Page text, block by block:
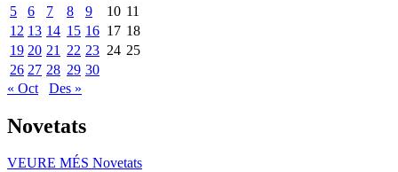
5
6 7 8 9 10 11
12 13 14 15 16 17 18
19 20 21 22 23 24 25
26 27 28 29 30
« Oct
Des »
Novetats
VEURE MÉS Novetats